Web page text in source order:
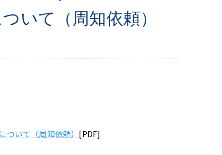
いて（周知依頼）
いて（周知依頼） [PDF]